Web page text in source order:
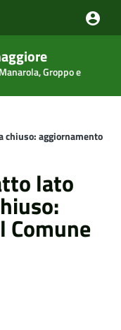
Groppo e
chiuso: aggiornamento
lato
Comune